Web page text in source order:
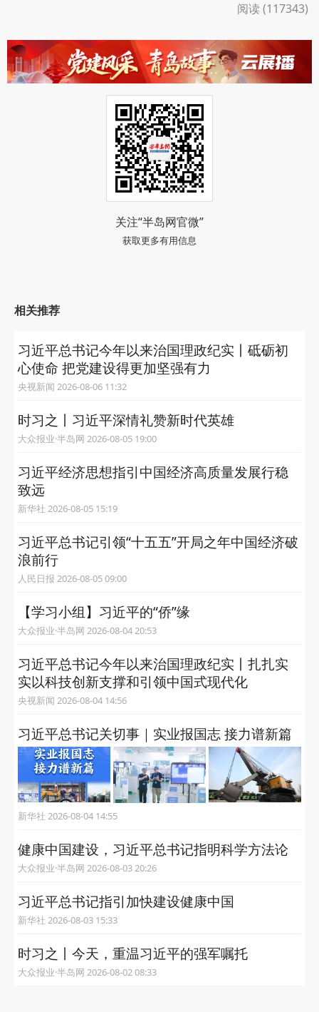
阅读 (117343)
关注“半岛网官微”
获取更多有用信息
相关推荐
习近平总书记今年以来治国理政纪实丨砥砺初
心使命 把党建设得更加坚强有力
央视新闻 2026-08-06 11:32
时习之丨习近平深情礼赞新时代英雄
大众报业·半岛网 2026-08-05 19:00
习近平经济思想指引中国经济高质量发展行稳
致远
新华社 2026-08-05 15:19
习近平总书记引领“十五五”开局之年中国经济破
浪前行
人民日报 2026-08-05 09:00
【学习小组】习近平的“侨”缘
大众报业·半岛网 2026-08-04 20:53
习近平总书记今年以来治国理政纪实丨扎扎实
实以科技创新支撑和引领中国式现代化
央视新闻 2026-08-04 14:56
习近平总书记关切事｜实业报国志 接力谱新篇
新华社 2026-08-04 14:55
健康中国建设，习近平总书记指明科学方法论
大众报业·半岛网 2026-08-03 20:26
习近平总书记指引加快建设健康中国
新华社 2026-08-03 15:33
时习之丨今天，重温习近平的强军嘱托
大众报业·半岛网 2026-08-02 08:33